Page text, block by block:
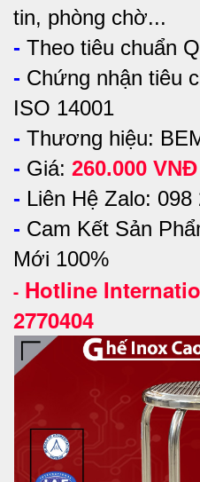
tin, phòng chờ...
- Theo tiêu chuẩn
- Chứng nhận tiêu
ISO 14001
- Thương hiệu:
- Giá: 260.000 VNĐ
- Liên Hệ Zalo: 098
- Cam Kết Sản
Mới 100%
- Hotline
2770404